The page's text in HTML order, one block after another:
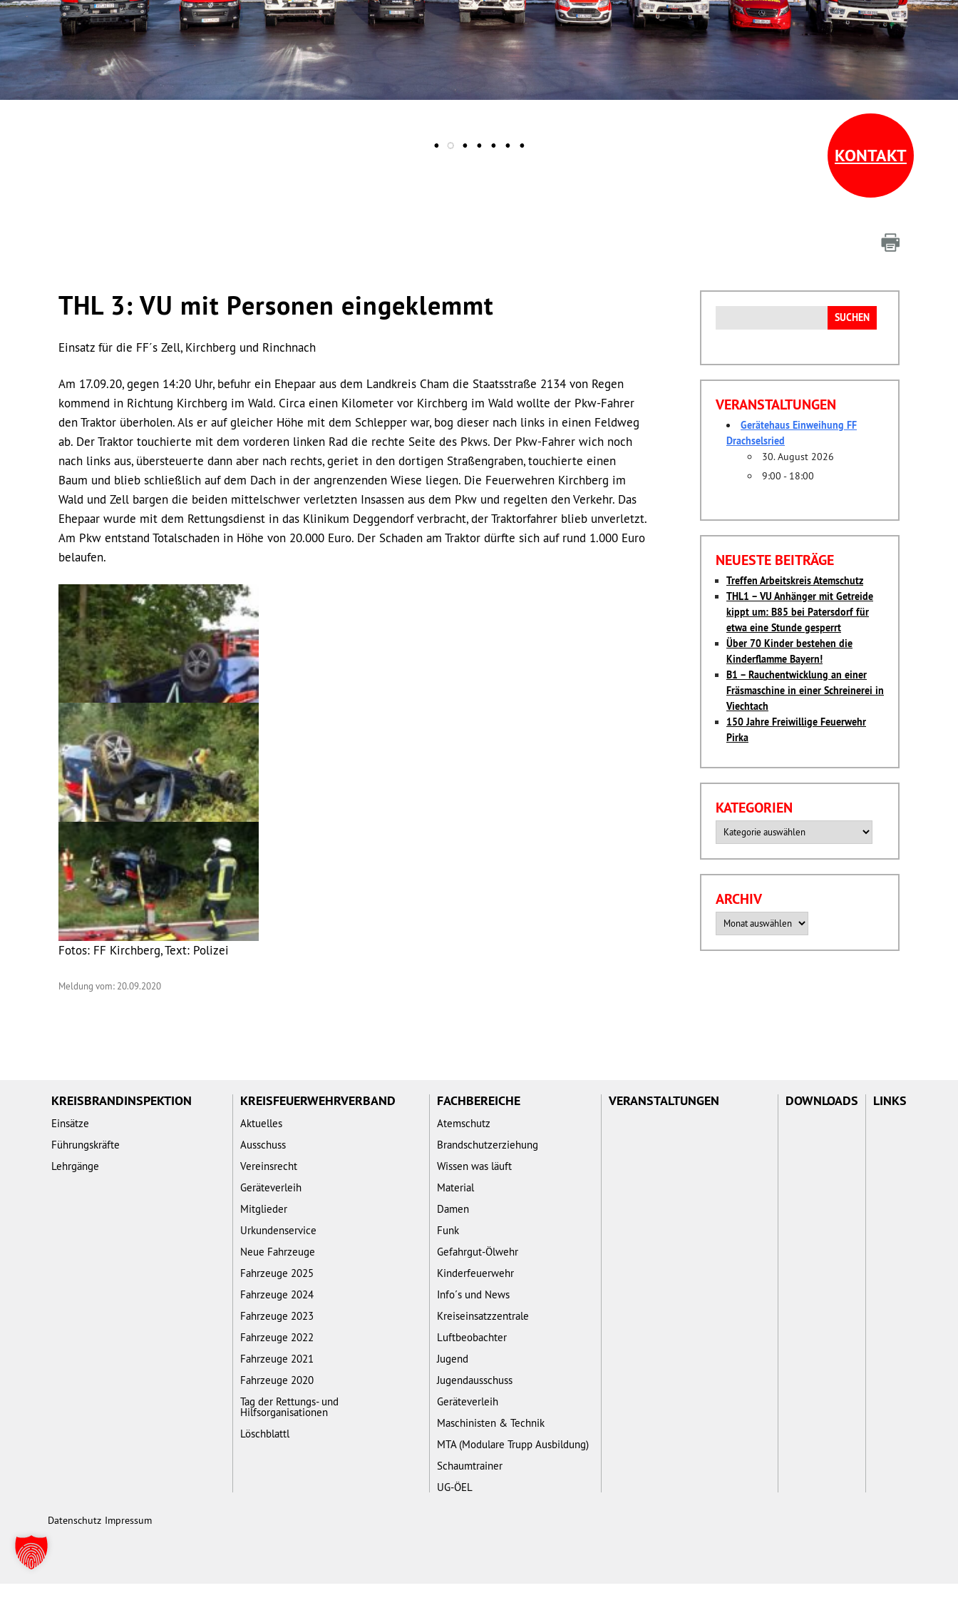
KONTAKT
THL 3: VU mit Personen eingeklemmt
Einsatz für die FF´s Zell, Kirchberg und Rinchnach
Am 17.09.20, gegen 14:20 Uhr, befuhr ein Ehepaar aus dem Landkreis Cham die Staatsstraße 2134 von Regen
kommend in Richtung Kirchberg im Wald. Circa einen Kilometer vor Kirchberg im Wald wollte der Pkw-Fahrer
den Traktor überholen. Als er auf gleicher Höhe mit dem Schlepper war, bog dieser nach links in einen Feldweg
ab. Der Traktor touchierte mit dem vorderen linken Rad die rechte Seite des Pkws. Der Pkw-Fahrer wich noch
nach links aus, übersteuerte dann aber nach rechts, geriet in den dortigen Straßengraben, touchierte einen
Baum und blieb schließlich auf dem Dach in der angrenzenden Wiese liegen. Die Feuerwehren Kirchberg im
Wald und Zell bargen die beiden mittelschwer verletzten Insassen aus dem Pkw und regelten den Verkehr. Das
Ehepaar wurde mit dem Rettungsdienst in das Klinikum Deggendorf verbracht, der Traktorfahrer blieb unverletzt.
Am Pkw entstand Totalschaden in Höhe von 20.000 Euro. Der Schaden am Traktor dürfte sich auf rund 1.000 Euro
belaufen.
Fotos: FF Kirchberg, Text: Polizei
Meldung vom: 20.09.2020
nach:
VERANSTALTUNGEN
Gerätehaus Einweihung FF
Drachselsried
30. August 2026
9:00 - 18:00
NEUESTE BEITRÄGE
Treffen Arbeitskreis Atemschutz
THL1 – VU Anhänger mit Getreide
kippt um: B85 bei Patersdorf für
etwa eine Stunde gesperrt
Über 70 Kinder bestehen die
Kinderflamme Bayern!
B1 – Rauchentwicklung an einer
Fräsmaschine in einer Schreinerei in
Viechtach
150 Jahre Freiwillige Feuerwehr
Pirka
KATEGORIEN
Kategorien
ARCHIV
Archiv
KREISBRANDINSPEKTION
Einsätze
Führungskräfte
Lehrgänge
KREISFEUERWEHRVERBAND
Aktuelles
Ausschuss
Vereinsrecht
Geräteverleih
Mitglieder
Urkundenservice
Neue Fahrzeuge
Fahrzeuge 2025
Fahrzeuge 2024
Fahrzeuge 2023
Fahrzeuge 2022
Fahrzeuge 2021
Fahrzeuge 2020
Tag der Rettungs- und
Hilfsorganisationen
Löschblattl
FACHBEREICHE
Atemschutz
Brandschutzerziehung
Wissen was läuft
Material
Damen
Funk
Gefahrgut-Ölwehr
Kinderfeuerwehr
Info´s und News
Kreiseinsatzzentrale
Luftbeobachter
Jugend
Jugendausschuss
Geräteverleih
Maschinisten & Technik
MTA (Modulare Trupp Ausbildung)
Schaumtrainer
UG-ÖEL
VERANSTALTUNGEN DOWNLOADS LINKS
Datenschutz Impressum